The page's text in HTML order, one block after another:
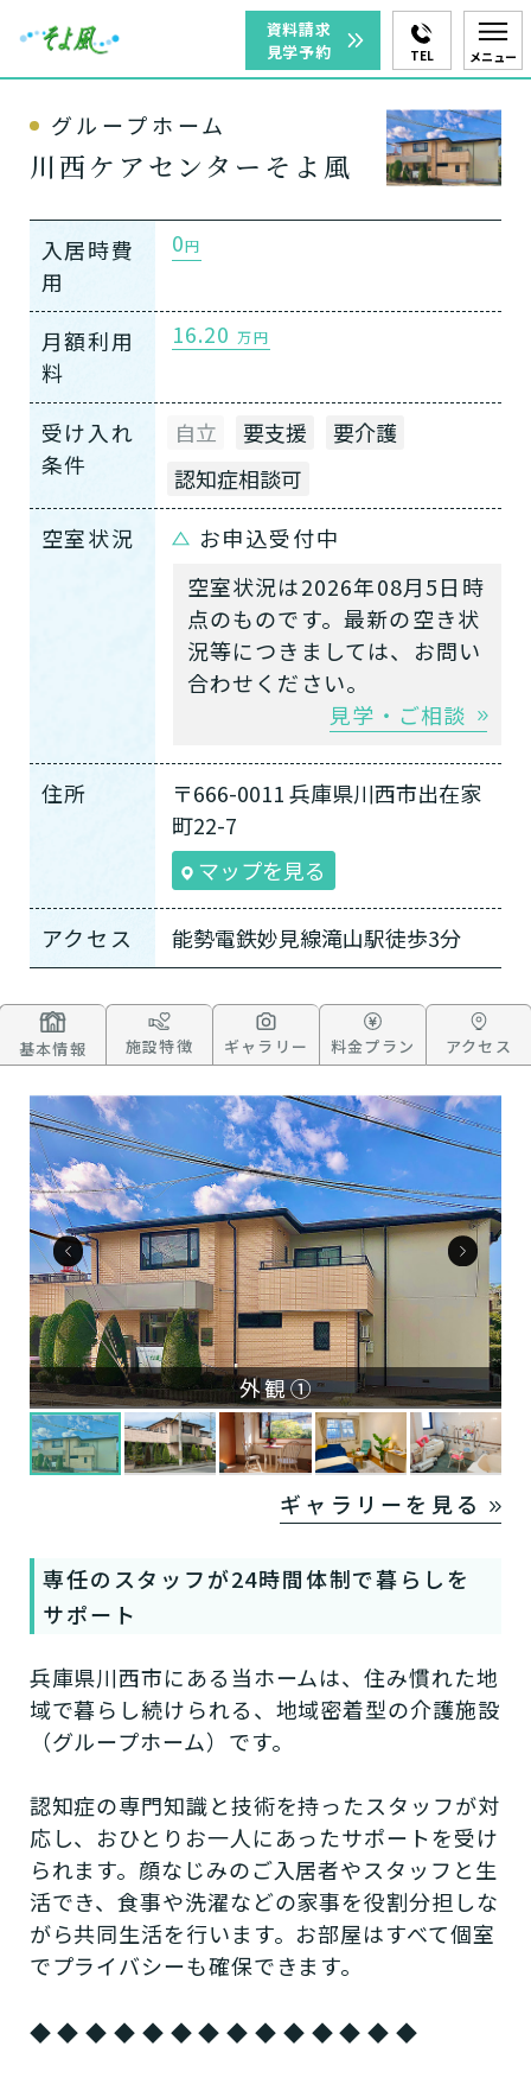
資料請求
見学予約
TEL メニュー
グループホーム
川西ケアセンターそよ風
入居時費
用
0円
月額利用
料
16.20 万円
受け入れ
条件
自立 要支援
要介護
認知症相談可
空室状況
お申込受付中
空室状況は2026年08月5日時
点のものです。最新の空き状
況等につきましては、お問い
合わせください。
見学・ご相談
住所
〒666-0011 兵庫県川西市出在家
町22-7
マップを見る
アクセス 能勢電鉄妙見線滝山駅徒歩3分
基本情報 施設特徴 ギャラリー 料金プラン アクセス
外観①
ギャラリーを見る
専任のスタッフが24時間体制で暮らしを
サポート
兵庫県川西市にある当ホームは、住み慣れた地
域で暮らし続けられる、地域密着型の介護施設
（グループホーム）です。
認知症の専門知識と技術を持ったスタッフが対
応し、おひとりお一人にあったサポートを受け
られます。顔なじみのご入居者やスタッフと生
活でき、食事や洗濯などの家事を役割分担しな
がら共同生活を行います。お部屋はすべて個室
でプライバシーも確保できます。
◆ ◆ ◆ ◆ ◆ ◆ ◆ ◆ ◆ ◆ ◆ ◆ ◆ ◆